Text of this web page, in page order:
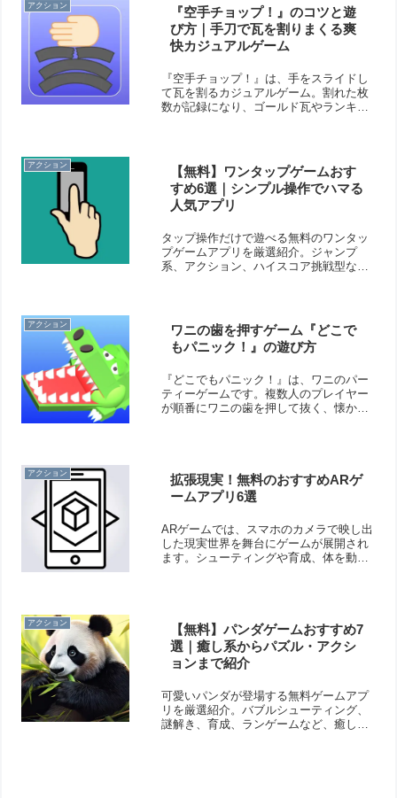
アクション
『空手チョップ！』のコツと遊
び方｜手刀で瓦を割りまくる爽
快カジュアルゲーム
『空手チョップ！』は、手をスライドし
て瓦を割るカジュアルゲーム。割れた枚
数が記録になり、ゴールド瓦やランキン
アクション
【無料】ワンタップゲームおす
すめ6選｜シンプル操作でハマる
人気アプリ
タップ操作だけで遊べる無料のワンタッ
プゲームアプリを厳選紹介。ジャンプ
系、アクション、ハイスコア挑戦型な
アクション
ワニの歯を押すゲーム『どこで
もパニック！』の遊び方
『どこでもパニック！』は、ワニのパー
ティーゲームです。複数人のプレイヤー
が順番にワニの歯を押して抜く、懐かし
アクション
拡張現実！無料のおすすめARゲ
ームアプリ6選
ARゲームでは、スマホのカメラで映し出
した現実世界を舞台にゲームが展開され
ます。シューティングや育成、体を動か
アクション
【無料】パンダゲームおすすめ7
選｜癒し系からパズル・アクシ
ョンまで紹介
可愛いパンダが登場する無料ゲームアプ
リを厳選紹介。バブルシューティング、
謎解き、育成、ランゲームなど、癒しと